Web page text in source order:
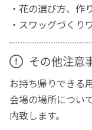
・花の選び方、作
・スワッグづくり
その他注意
お持ち帰りできる
会場の場所につい
内致します。